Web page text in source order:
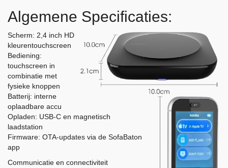
Algemene Specificaties:
Scherm: 2,4 inch HD
kleurentouchscreen
Bediening:
touchscreen in
combinatie met
fysieke knoppen
Batterij: interne
oplaadbare accu
Opladen: USB-C en magnetisch
laadstation
Firmware: OTA-updates via de SofaBaton
app
Communicatie en connectiviteit